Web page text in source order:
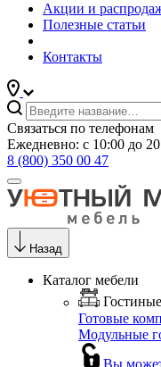
Акции и
Полезные статьи
Контакты
Связаться по телефонам
Ежедневно: с 10:00 до
8 (800) 350 00 47
Назад
Каталог мебели
Гостиные
Готовые
Модульные
Вы